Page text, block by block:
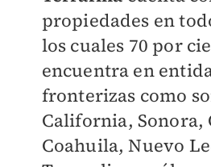
propiedades en
los cuales 70 por
encuentra en
fronterizas como
California, Sonora,
Coahuila, Nuevo